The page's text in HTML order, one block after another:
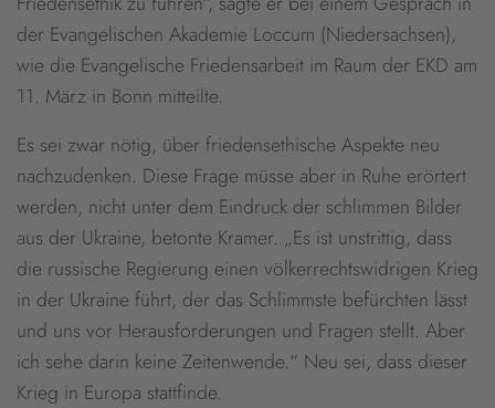
der Evangelischen Akademie Loccum (Niedersachsen),
wie die Evangelische Friedensarbeit im Raum der EKD am
11. März in Bonn mitteilte.
Es sei zwar nötig, über friedensethische Aspekte neu
nachzudenken. Diese Frage müsse aber in Ruhe erörtert
werden, nicht unter dem Eindruck der schlimmen Bilder
aus der Ukraine, betonte Kramer. „Es ist unstrittig, dass
die russische Regierung einen völkerrechtswidrigen Krieg
in der Ukraine führt, der das Schlimmste befürchten lässt
und uns vor Herausforderungen und Fragen stellt. Aber
ich sehe darin keine Zeitenwende.“ Neu sei, dass dieser
Krieg in Europa stattfinde.